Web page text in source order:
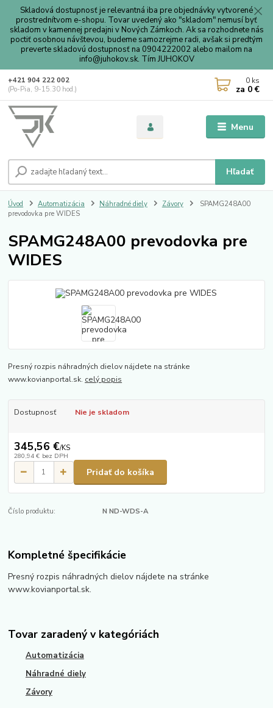
Skladová dostupnosť je relevantná iba pre objednávky vytvorené
prostrednítvom e-shopu. Tovar uvedený ako "skladom" nemusí byť
skladom v kamennej predajni v Nových Zámkoch. Ak sa rozhodnete nás
poctiť osobnou návštevou, budeme samozrejme radi, avšak si predtým
preverte skladovú dostupnosť na 0904222002 alebo mailom na
info@juhokov.sk. Tím JUHOKOV
Menu
Hľadať
+421 904 222 002
(Po-Pia, 9-15.30 hod.)
0 ks
za 0 €
Úvod Automatizácia Náhradné diely Závory
SPAMG248A00
prevodovka pre WIDES
SPAMG248A00 prevodovka pre
WIDES
Presný rozpis náhradných dielov nájdete na stránke
www.kovianportal.sk. celý popis
Dostupnosť Nie je skladom
345,56 €/KS
280,94 € bez DPH
Pridať do košíka
Číslo produktu: N ND-WDS-A
Kompletné špecifikácie
Presný rozpis náhradných dielov nájdete na stránke
www.kovianportal.sk.
Tovar zaradený v kategóriách
Automatizácia
Náhradné diely
Závory